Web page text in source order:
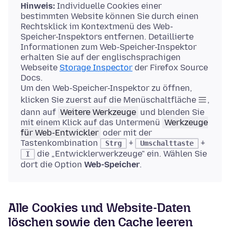
Hinweis: Individuelle Cookies einer
bestimmten Website können Sie durch einen
Rechtsklick im Kontextmenü des Web-
Speicher-Inspektors entfernen. Detaillierte
Informationen zum Web-Speicher-Inspektor
erhalten Sie auf der englischsprachigen
Webseite Storage Inspector der Firefox Source
Docs.
Um den Web-Speicher-Inspektor zu öffnen,
klicken Sie zuerst auf die Menüschaltfläche
,
dann auf Weitere Werkzeuge und blenden Sie
mit einem Klick auf das Untermenü Werkzeuge
für Web-Entwickler oder mit der
Tastenkombination
Strg + Umschalttaste +
I
die „Entwicklerwerkzeuge" ein. Wählen Sie
dort die Option Web-Speicher.
Alle Cookies und Website-Daten
löschen sowie den Cache leeren